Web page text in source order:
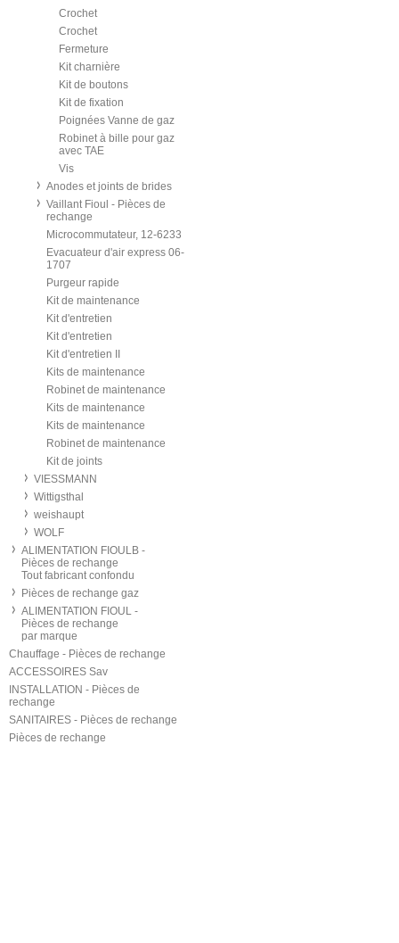
Crochet
Crochet
Fermeture
Kit charnière
Kit de boutons
Kit de fixation
Poignées Vanne de gaz
Robinet à bille pour gaz
avec TAE
Vis
Anodes et joints de brides
Vaillant Fioul - Pièces de
rechange
Microcommutateur, 12-6233
Evacuateur d'air express 06-
1707
Purgeur rapide
Kit de maintenance
Kit d'entretien
Kit d'entretien
Kit d'entretien II
Kits de maintenance
Robinet de maintenance
Kits de maintenance
Kits de maintenance
Robinet de maintenance
Kit de joints
VIESSMANN
Wittigsthal
weishaupt
WOLF
ALIMENTATION FIOULB -
Pièces de rechange
Tout fabricant confondu
Pièces de rechange gaz
ALIMENTATION FIOUL -
Pièces de rechange
par marque
Chauffage - Pièces de rechange
ACCESSOIRES Sav
INSTALLATION - Pièces de
rechange
SANITAIRES - Pièces de rechange
Pièces de rechange